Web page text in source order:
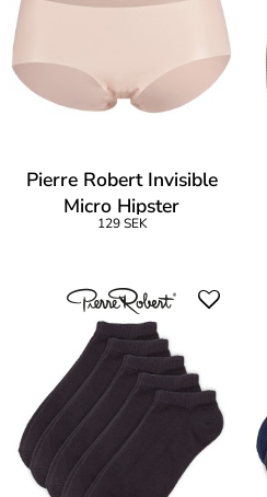
Pierre Robert Invisible
Micro Hipster
129 SEK